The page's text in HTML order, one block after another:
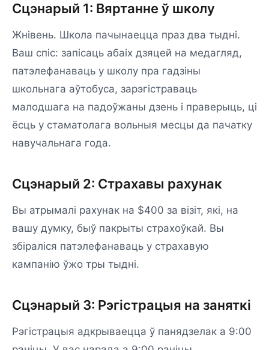
Сцэнарый 1: Вяртанне ў школу
Жнівень. Школа пачынаецца праз два тыдні.
Ваш спіс: запісаць абаіх дзяцей на медагляд,
патэлефанаваць у школу пра гадзіны
школьнага аўтобуса, зарэгістраваць
малодшага на падоўжаны дзень і праверыць, ці
ёсць у стаматолага вольныя месцы да пачатку
навучальнага года.
Сцэнарый 2: Страхавы рахунак
Вы атрымалі рахунак на $400 за візіт, які, на
вашу думку, быў пакрыты страхоўкай. Вы
збіраліся патэлефанаваць у страхавую
кампанію ўжо тры тыдні.
Сцэнарый 3: Рэгістрацыя на заняткі
Рэгістрацыя адкрываецца ў панядзелак а 9:00